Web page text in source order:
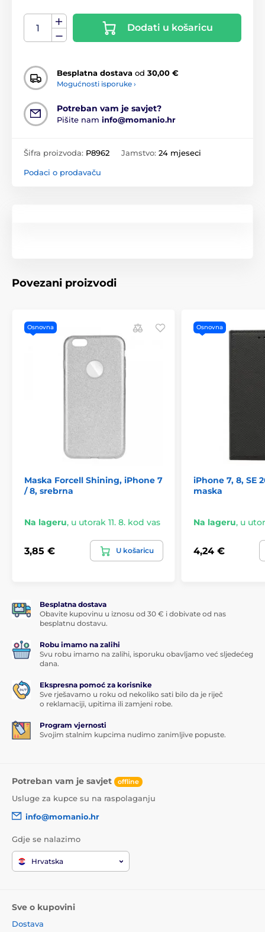
Dodati u košaricu
Besplatna dostava od 30,00 €
Mogućnosti isporuke ›
Potreban vam je savjet?
Pišite nam info@momanio.hr
Šifra proizvoda: P8962 Jamstvo: 24 mjeseci
Podaci o prodavaču
Povezani proizvodi
Osnovna
Maska Forcell Shining, iPhone 7
/ 8, srebrna
Na lageru, u utorak 11. 8. kod vas
3,85 € U košaricu
Osnovna
iPhone 7, 8, SE
maska
Na lageru, u
4,24 €
Besplatna dostava
Obavite kupovinu u iznosu od 30 € i dobivate od nas
besplatnu dostavu.
Robu imamo na zalihi
Svu robu imamo na zalihi, isporuku obavljamo već sljedećeg
dana.
Ekspresna pomoć za korisnike
Sve rješavamo u roku od nekoliko sati bilo da je riječ
o reklamaciji, upitima ili zamjeni robe.
Program vjernosti
Svojim stalnim kupcima nudimo zanimljive popuste.
Potreban vam je savjet offline
Usluge za kupce su na raspolaganju
info@momanio.hr
Gdje se nalazimo
Hrvatska
Sve o kupovini
Dostava